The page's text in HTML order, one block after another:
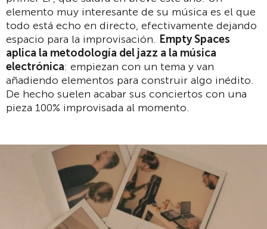
elemento muy interesante de su música es el que
todo está echo en directo, efectivamente dejando
espacio para la improvisación. Empty Spaces
aplica la metodología del jazz a la música
electrónica: empiezan con un tema y van
añadiendo elementos para construir algo inédito.
De hecho suelen acabar sus conciertos con una
pieza 100% improvisada al momento.